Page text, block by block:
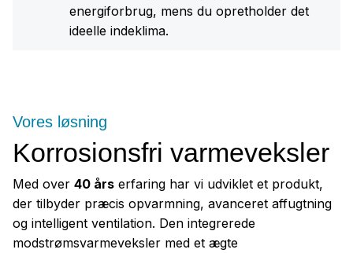
energiforbrug, mens du opretholder det
ideelle indeklima.
Korrosionsfri varmeveksler
Vores løsning
Med over 40 års erfaring har vi udviklet et produkt,
der tilbyder præcis opvarmning, avanceret affugtning
og intelligent ventilation. Den integrerede
modstrømsvarmeveksler med et ægte